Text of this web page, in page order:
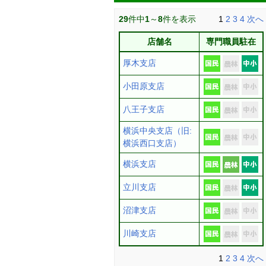
29件中1～8件を表示 1 2 3 4 次へ
店舗名 専門職員駐在
厚木支店
小田原支店
八王子支店
横浜中央支店（旧:
横浜西口支店）
横浜支店
立川支店
沼津支店
川崎支店
1 2 3 4 次へ